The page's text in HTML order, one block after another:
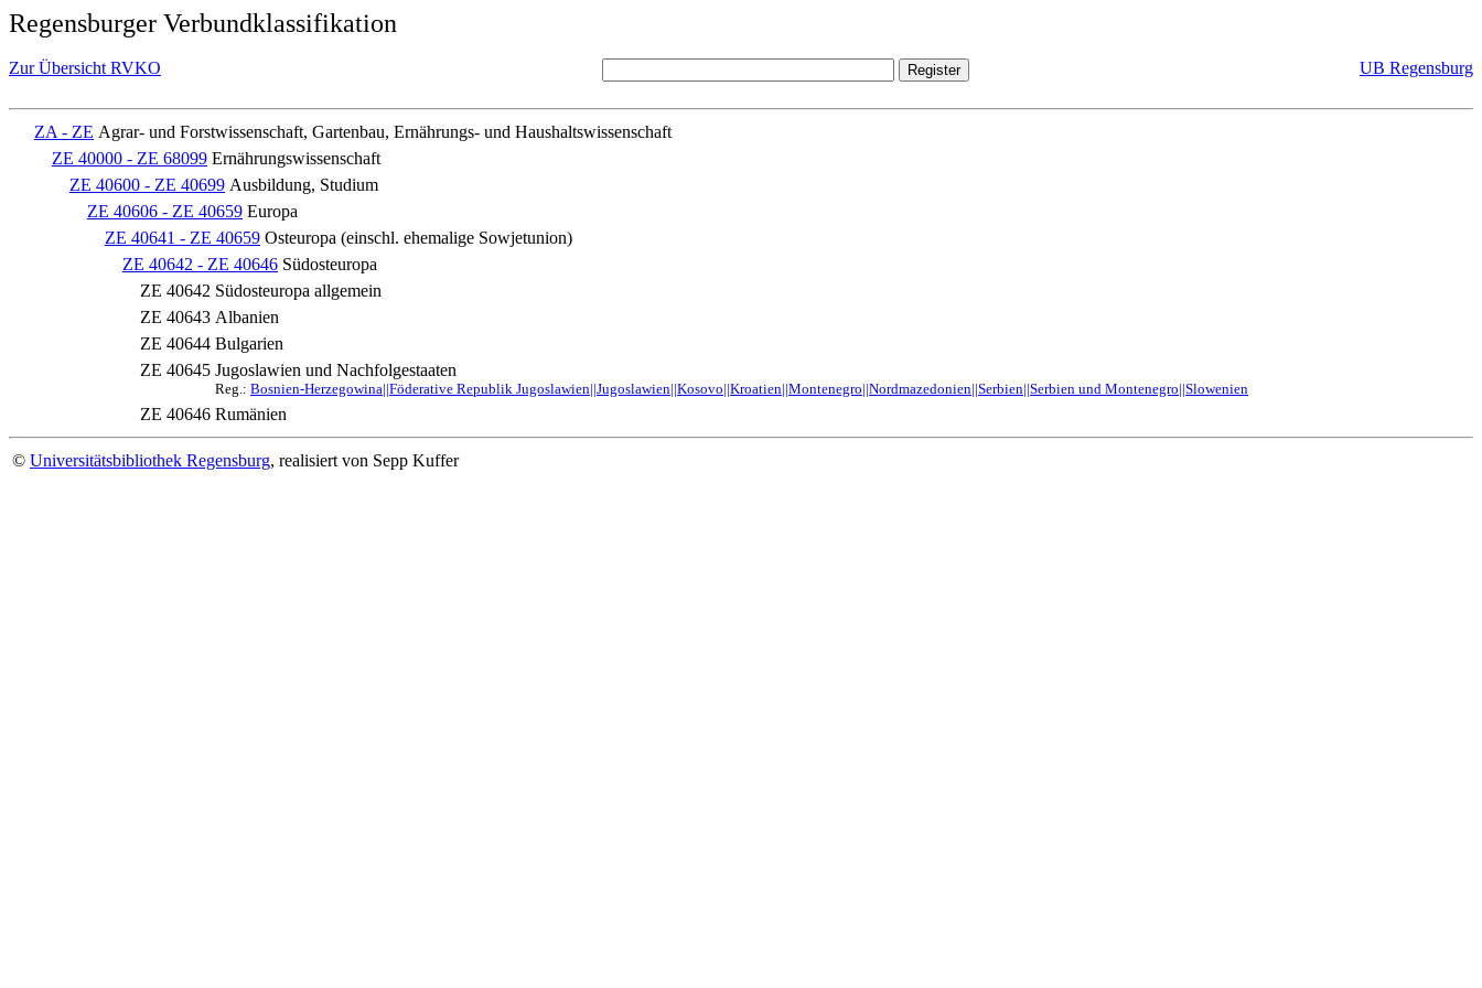
Regensburger Verbundklassifikation
Zur Übersicht RVKO UB Regensburg
ZA - ZE Agrar- und Forstwissenschaft, Gartenbau, Ernährungs- und Haushaltswissenschaft
ZE 40000 - ZE 68099 Ernährungswissenschaft
ZE 40600 - ZE 40699 Ausbildung, Studium
ZE 40606 - ZE 40659 Europa
ZE 40641 - ZE 40659 Osteuropa (einschl. ehemalige Sowjetunion)
ZE 40642 - ZE 40646 Südosteuropa
ZE 40642 Südosteuropa allgemein
ZE 40643 Albanien
ZE 40644 Bulgarien
ZE 40645 Jugoslawien und Nachfolgestaaten
Reg.: Bosnien-Herzegowina||Föderative Republik Jugoslawien||Jugoslawien||Kosovo||Kroatien||Montenegro||Nordmazedonien||Serbien||Serbien und Montenegro||Slowenien
ZE 40646 Rumänien
© Universitätsbibliothek Regensburg, realisiert von Sepp Kuffer